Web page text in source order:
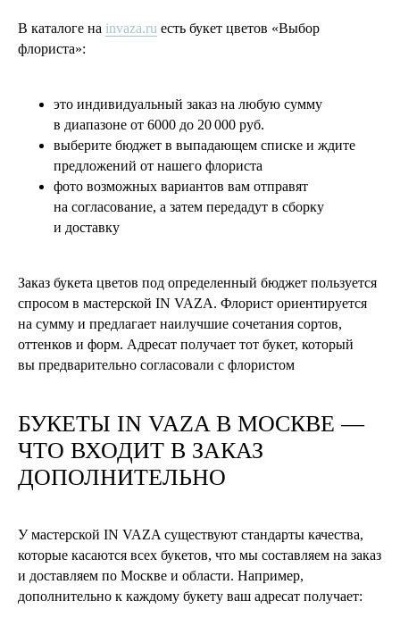
В каталоге на invaza.ru есть букет цветов «Выбор
флориста»:
это индивидуальный заказ на любую сумму
в диапазоне от 6000 до 20 000 руб.
выберите бюджет в выпадающем списке и ждите
предложений от нашего флориста
фото возможных вариантов вам отправят
на согласование, а затем передадут в сборку
и доставку
Заказ букета цветов под определенный бюджет пользуется
спросом в мастерской IN VAZA. Флорист ориентируется
на сумму и предлагает наилучшие сочетания сортов,
оттенков и форм. Адресат получает тот букет, который
вы предварительно согласовали с флористом
БУКЕТЫ IN VAZA В МОСКВЕ —
ЧТО ВХОДИТ В ЗАКАЗ
ДОПОЛНИТЕЛЬНО
У мастерской IN VAZA существуют стандарты качества,
которые касаются всех букетов, что мы составляем на заказ
и доставляем по Москве и области. Например,
дополнительно к каждому букету ваш адресат получает: